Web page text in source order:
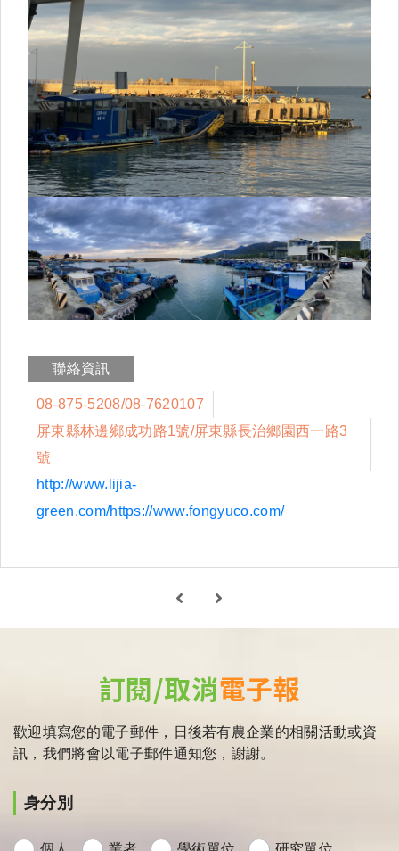
聯絡資訊
08-875-5208/08-7620107
屏東縣林邊鄉成功路1號/屏東縣長治鄉園西一路3
號
http://www.lijia-
green.com/https://www.fongyuco.com/
訂閱/取消電子報
歡迎填寫您的電子郵件，日後若有農企業的相關活動或資
訊，我們將會以電子郵件通知您，謝謝。
身分別